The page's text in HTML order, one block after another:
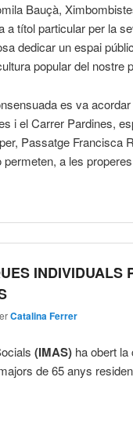
Bauçà,
a títol particular per la
dedicar un espai
popular del nostre
es va
i el Carrer Pardines,
Passatge Francisca
a les
INDIVIDUALS
Catalina Ferrer
(IMAS) ha obert la
de 65 anys